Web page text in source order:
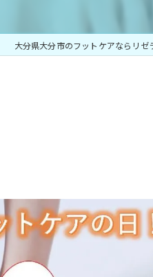
大分県大分市のフットケアならリゼ